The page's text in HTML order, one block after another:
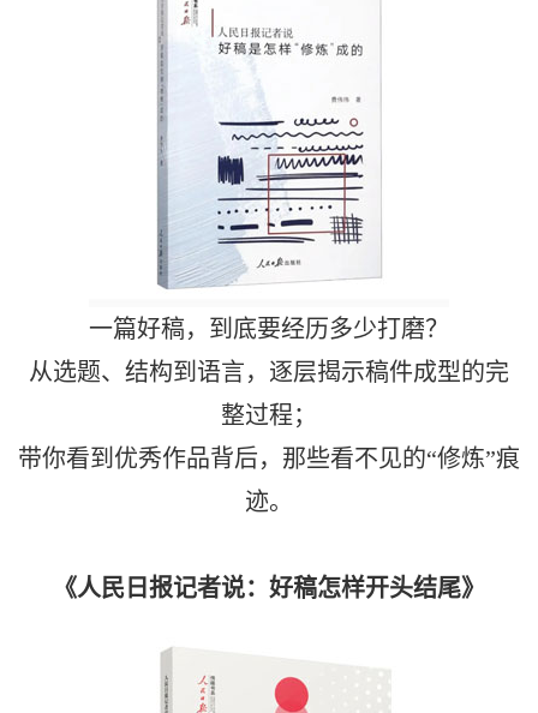
一篇好稿，到底要经历多少打磨？
从选题、结构到语言，逐层揭示稿件成型的完
整过程；
带你看到优秀作品背后，那些看不见的“修炼”痕
迹。
《人民日报记者说：好稿怎样开头结尾》